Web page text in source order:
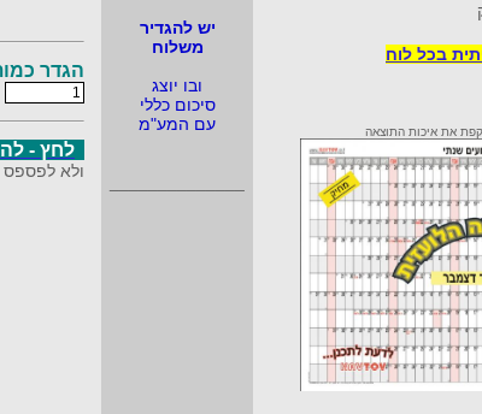
בכל לוח
את איכות התוצאה
יש להגדיר
משלוח
ובו יוצג
סיכום כללי
עם המע"מ
הגדר
לחץ -
ולא לפספס